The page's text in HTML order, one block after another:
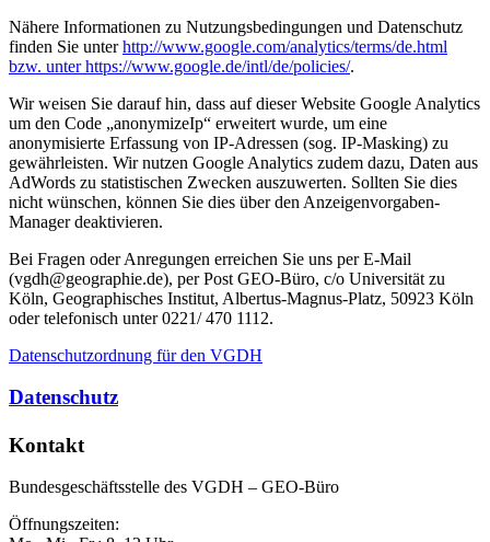
Nähere Informationen zu Nutzungsbedingungen und Datenschutz
finden Sie unterhttp://www.google.com/analytics/terms/de.html
bzw. unter https://www.google.de/intl/de/policies/.
Wir weisen Sie darauf hin, dass auf dieser Website Google Analytics
um den Code „anonymizeIp“ erweitert wurde, um eine
anonymisierte Erfassung von IP-Adressen (sog. IP-Masking) zu
gewährleisten. Wir nutzen Google Analytics zudem dazu, Daten aus
AdWords zu statistischen Zwecken auszuwerten. Sollten Sie dies
nicht wünschen, können Sie dies über den Anzeigenvorgaben-
Manager deaktivieren.
Bei Fragen oder Anregungen erreichen Sie uns per E-Mail
(vgdh@geographie.de), per Post GEO-Büro, c/o Universität zu
Köln, Geographisches Institut, Albertus-Magnus-Platz, 50923 Köln
oder telefonisch unter 0221/ 470 1112.
Datenschutzordnung für den VGDH
Datenschutz
Kontakt
Bundesgeschäftsstelle des VGDH – GEO-Büro
Öffnungszeiten: